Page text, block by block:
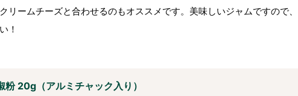
リームチーズと合わせるのもオススメです。美味しいジャムですので、
！
粉 20g（アルミチャック入り）